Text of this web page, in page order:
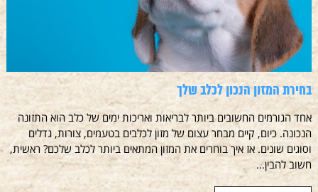
בחירת המזון הנכון לכלב שלך
אחד הגורמים החשובים ביותר לבריאות ואריכות ימים של כלב הוא התזונה
הנכונה. כיום, קיים מבחר עצום של מזון לכלבים בטעמים, צורות, גדלים
וסוגים שונים. אז איך בוחרים את המזון המתאים ביותר לכלב שלכם? ראשית,
חשוב להבין...